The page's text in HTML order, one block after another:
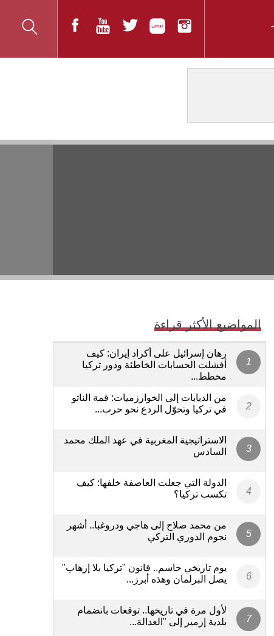
المواضيع الأكثر قراءة
رهان إسرائيل على أكراد إيران: كيف
أفشلت الحسابات الخاطئة ودور تركيا
مخطط...
من الدبابات إلى الخوارزميات: قمة الناتو
في تركيا وتحوّل الردع نحو حرب...
الاستراتيجية المغربية في عهد الملك محمد
السادس
الدولة التي جعلت العاصفة خلفها: كيف
تكسب تركيا؟
من محمد صلاح إلى هاجي ودروغبا.. أشهر
نجوم الدوري التركي
يوم تاريخي حاسم.. قانون "تركيا بلا إرهاب"
يصل البرلمان وهذه أبرز...
لأول مرة في تاريخها.. توقعات بانضمام
بلدية إزمير إلى "العدالة...